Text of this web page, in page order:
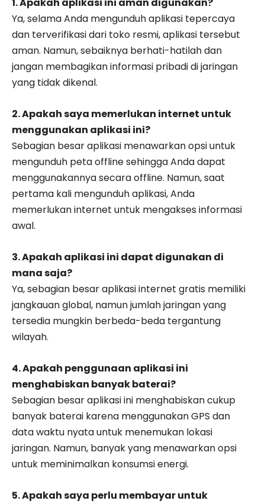
Ya, selama Anda mengunduh aplikasi tepercaya
dan terverifikasi dari toko resmi, aplikasi tersebut
aman. Namun, sebaiknya berhati-hatilah dan
jangan membagikan informasi pribadi di jaringan
yang tidak dikenal.
2. Apakah saya memerlukan internet untuk
menggunakan aplikasi ini?
Sebagian besar aplikasi menawarkan opsi untuk
mengunduh peta offline sehingga Anda dapat
menggunakannya secara offline. Namun, saat
pertama kali mengunduh aplikasi, Anda
memerlukan internet untuk mengakses informasi
awal.
3. Apakah aplikasi ini dapat digunakan di
mana saja?
Ya, sebagian besar aplikasi internet gratis memiliki
jangkauan global, namun jumlah jaringan yang
tersedia mungkin berbeda-beda tergantung
wilayah.
4. Apakah penggunaan aplikasi ini
menghabiskan banyak baterai?
Sebagian besar aplikasi ini menghabiskan cukup
banyak baterai karena menggunakan GPS dan
data waktu nyata untuk menemukan lokasi
jaringan. Namun, banyak yang menawarkan opsi
untuk meminimalkan konsumsi energi.
5. Apakah saya perlu membayar untuk